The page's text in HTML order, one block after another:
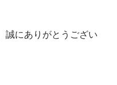
誠にありがとうござい